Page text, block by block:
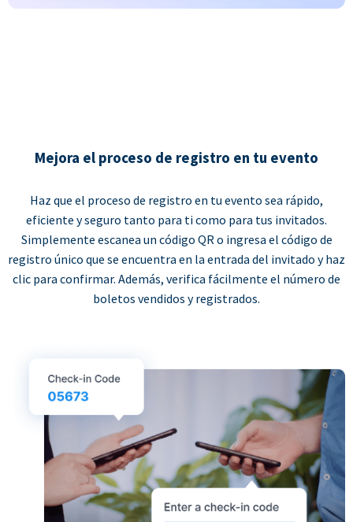
Mejora el proceso de registro en tu evento
Haz que el proceso de registro en tu evento sea rápido,
eficiente y seguro tanto para ti como para tus invitados.
Simplemente escanea un código QR o ingresa el código de
registro único que se encuentra en la entrada del invitado y haz
clic para confirmar. Además, verifica fácilmente el número de
boletos vendidos y registrados.